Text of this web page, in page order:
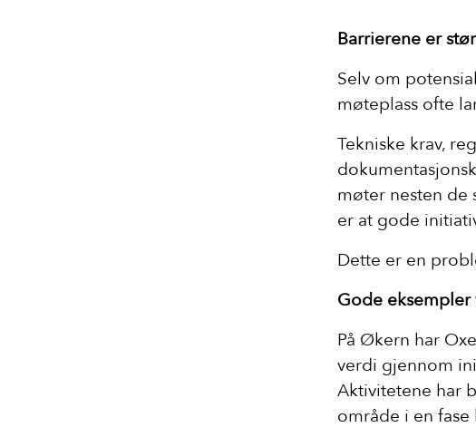
Barrierene er
Selv om
møteplass ofte
Tekniske krav,
møter nesten de
er at gode
Dette er en
Gode
På Økern har
verdi gjennom
Aktivitetene har
område i en